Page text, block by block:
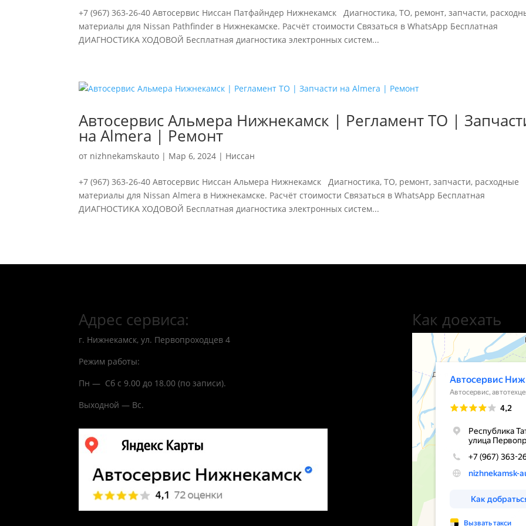
+7 (967) 363-26-40 Автосервис Ниссан Патфайндер Нижнекамск Диагностика, ТО, ремонт, запчасти,
материалы для Nissan Pathfinder в Нижнекамске. Расчёт стоимости Связаться в WhatsApp Бесплатная
ДИАГНОСТИКА ХОДОВОЙ Бесплатная диагностика электронных систем...
Автосервис Альмера Нижнекамск | Регламент ТО |
на Almera | Ремонт
от nizhnekamskauto | Мар 6, 2024 | Ниссан
+7 (967) 363-26-40 Автосервис Ниссан Альмера Нижнекамск Диагностика, ТО, ремонт, запчасти, расходные
материалы для Nissan Almera в Нижнекамске. Расчёт стоимости Связаться в WhatsApp Бесплатная
ДИАГНОСТИКА ХОДОВОЙ Бесплатная диагностика электронных систем...
Адрес сервиса:
г. Нижнекамск, ул. Первопроходцев 4
Режим работы:
Пн — Сб с 9.00 до 18.00 (по записи).
Выходной — Вс.
Как доехать